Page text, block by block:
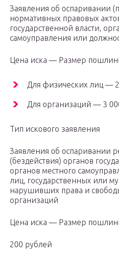
Заявления об оспаривании
нормативных правовых
государственной власти,
самоуправления или
Цена иска — Размер
Для физических лиц —
Для организаций — 3
Тип искового заявления
Заявления об оспаривании
(бездействия) органов
органов местного
лиц, государственных или
нарушивших права и
организаций
Цена иска — Размер
200 рублей